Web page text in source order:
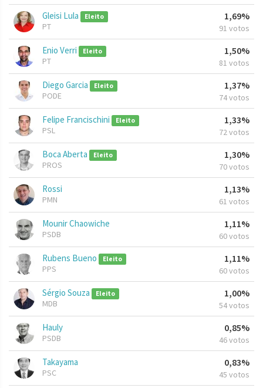
Gleisi Lula Eleito
PT
1,69%
91 votos
Enio Verri Eleito
PT
1,50%
81 votos
Diego Garcia Eleito
PODE
1,37%
74 votos
Felipe Francischini Eleito
PSL
1,33%
72 votos
Boca Aberta Eleito
PROS
1,30%
70 votos
Rossi
PMN
1,13%
61 votos
Mounir Chaowiche
PSDB
1,11%
60 votos
Rubens Bueno Eleito
PPS
1,11%
60 votos
Sérgio Souza Eleito
MDB
1,00%
54 votos
Hauly
PSDB
0,85%
46 votos
Takayama
PSC
0,83%
45 votos